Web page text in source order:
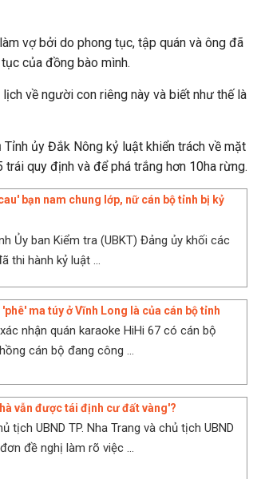
vợ bởi do phong tục, tập quán và ông đã
của đồng bào mình.
về người con riêng này và biết như thế là
ủy Đắk Nông kỷ luật khiển trách về mặt
quy định và để phá trắng hơn 10ha rừng.
bạn nam chung lớp, nữ cán bộ tỉnh bị kỷ
Ủy ban Kiểm tra (UBKT) Đảng ủy khối các
thi hành kỷ luật ...
ma túy ở Vĩnh Long là của cán bộ tỉnh
nhận quán karaoke HiHi 67 có cán bộ
cán bộ đang công ...
vẫn được tái định cư đất vàng'?
tịch UBND TP. Nha Trang và chủ tịch UBND
đề nghị làm rõ việc ...